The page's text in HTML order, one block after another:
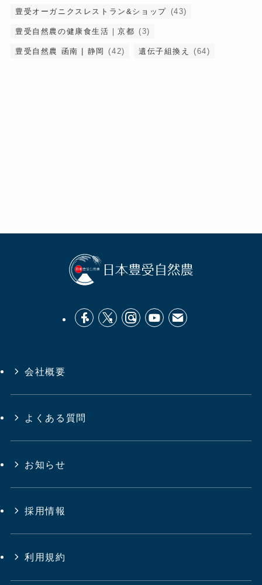
豊受オーガニクスレストラン&ショップ (43)
豊受自然農の健康食生活｜京都 (3)
豊受自然農 函南 | 静岡 (42) 遺伝子組換え (64)
会社概要
よくある質問
お知らせ
採用情報
利用規約